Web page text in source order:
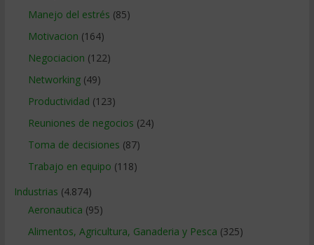
Manejo del estrés (85)
Motivacion (164)
Negociacion (122)
Networking(49)
Productividad (123)
Reuniones de negocios (24)
Toma de decisiones (87)
Trabajo en equipo (118)
Industrias (4.874)
Aeronautica (95)
Alimentos, Agricultura, Ganaderia y Pesca (325)